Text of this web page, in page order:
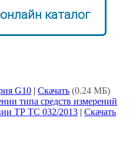
каталог
G10 | Скачать (0.24 МБ)
типа средств измерений
ТР ТС 032/2013 | Скачать